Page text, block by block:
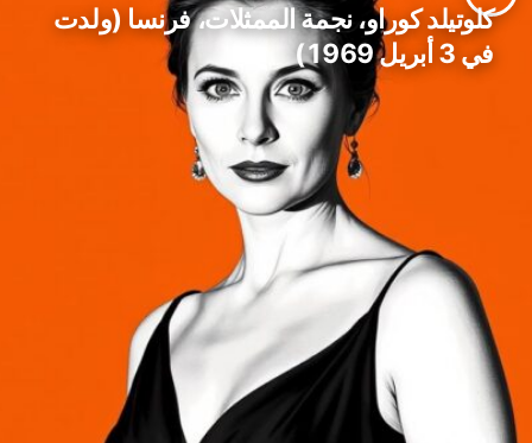
كلوتيلد كوراو، نجمة الممثلات، فرنسا (ولدت
في 3 أبريل 1969)